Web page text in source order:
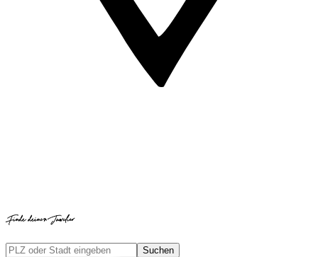
Finde deinen Juwelier
Suchen